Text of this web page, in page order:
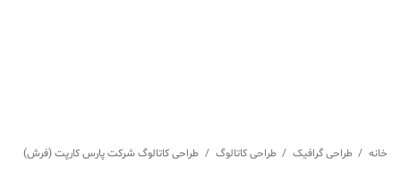
خانه / طراحی گرافیک / طراحی کاتالوگ / طراحی کاتالوگ شرکت پارس کارپت (فرش)